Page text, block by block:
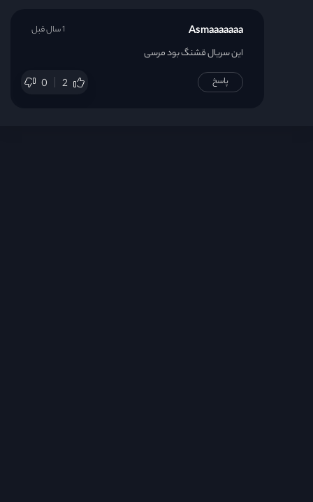
Asmaaaaaaa
این سریال قشنگ بود مرسی
0 2
1 سال قبل
پاسخ